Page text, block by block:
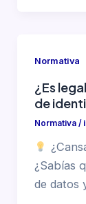
Normativa
¿Es
de
Normativa/
¿Sabías
de datos